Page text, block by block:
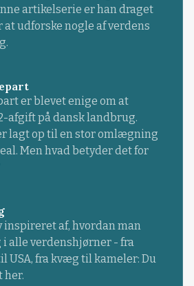
artikelserie er han draget
udforske nogle af verdens
er blevet enige om at
afgift på dansk landbrug.
lagt op til en stor omlægning
Men hvad betyder det for
inspireret af, hvordan man
alle verdenshjørner - fra
USA, fra kvæg til kameler: Du
her.